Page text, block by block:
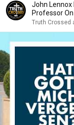
John Lennox
Professor
Truth Crossed